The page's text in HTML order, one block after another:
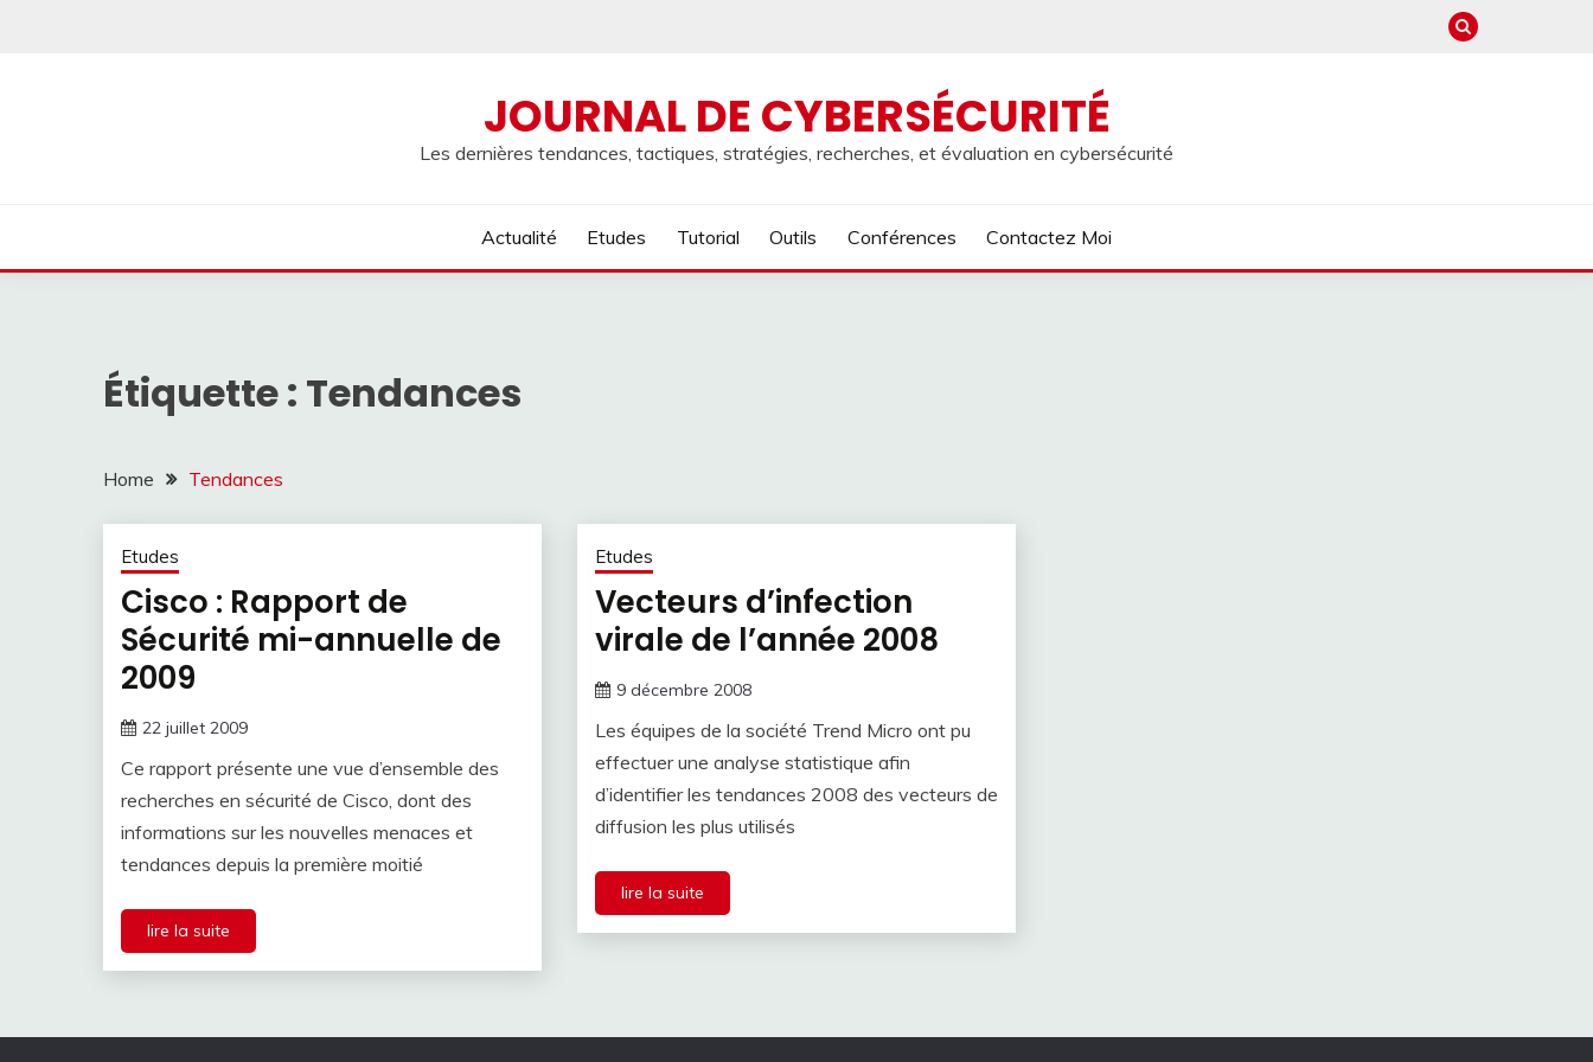
JOURNAL DE CYBERSÉCURITÉ
Les dernières tendances, tactiques, stratégies, recherches, et évaluation en cybersécurité
Actualité Etudes Tutorial Outils Conférences Contactez Moi
Étiquette : Tendances
Home Tendances
Etudes
Cisco : Rapport de
Sécurité mi-annuelle de
2009
22 juillet 2009
Ce rapport présente une vue d’ensemble des
recherches en sécurité de Cisco, dont des
informations sur les nouvelles menaces et
tendances depuis la première moitié
lire la suite
Etudes
Vecteurs d’infection
virale de l’année 2008
9 décembre 2008
Les équipes de la société Trend Micro ont pu
effectuer une analyse statistique afin
d’identifier les tendances 2008 des vecteurs de
diffusion les plus utilisés
lire la suite